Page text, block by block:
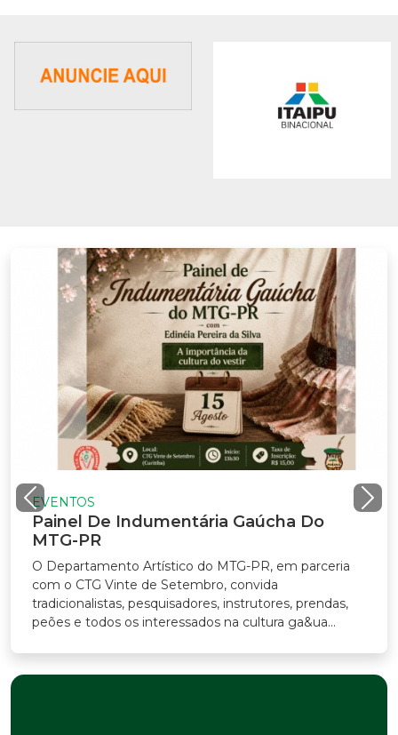
De Indumentária Gaúcha Do
PR
Artístico do MTG-PR, em parceria
o CTG Vinte de Setembro, convida
pesquisadores, instrutores, prendas,
e todos os interessados na cultura ga&ua...